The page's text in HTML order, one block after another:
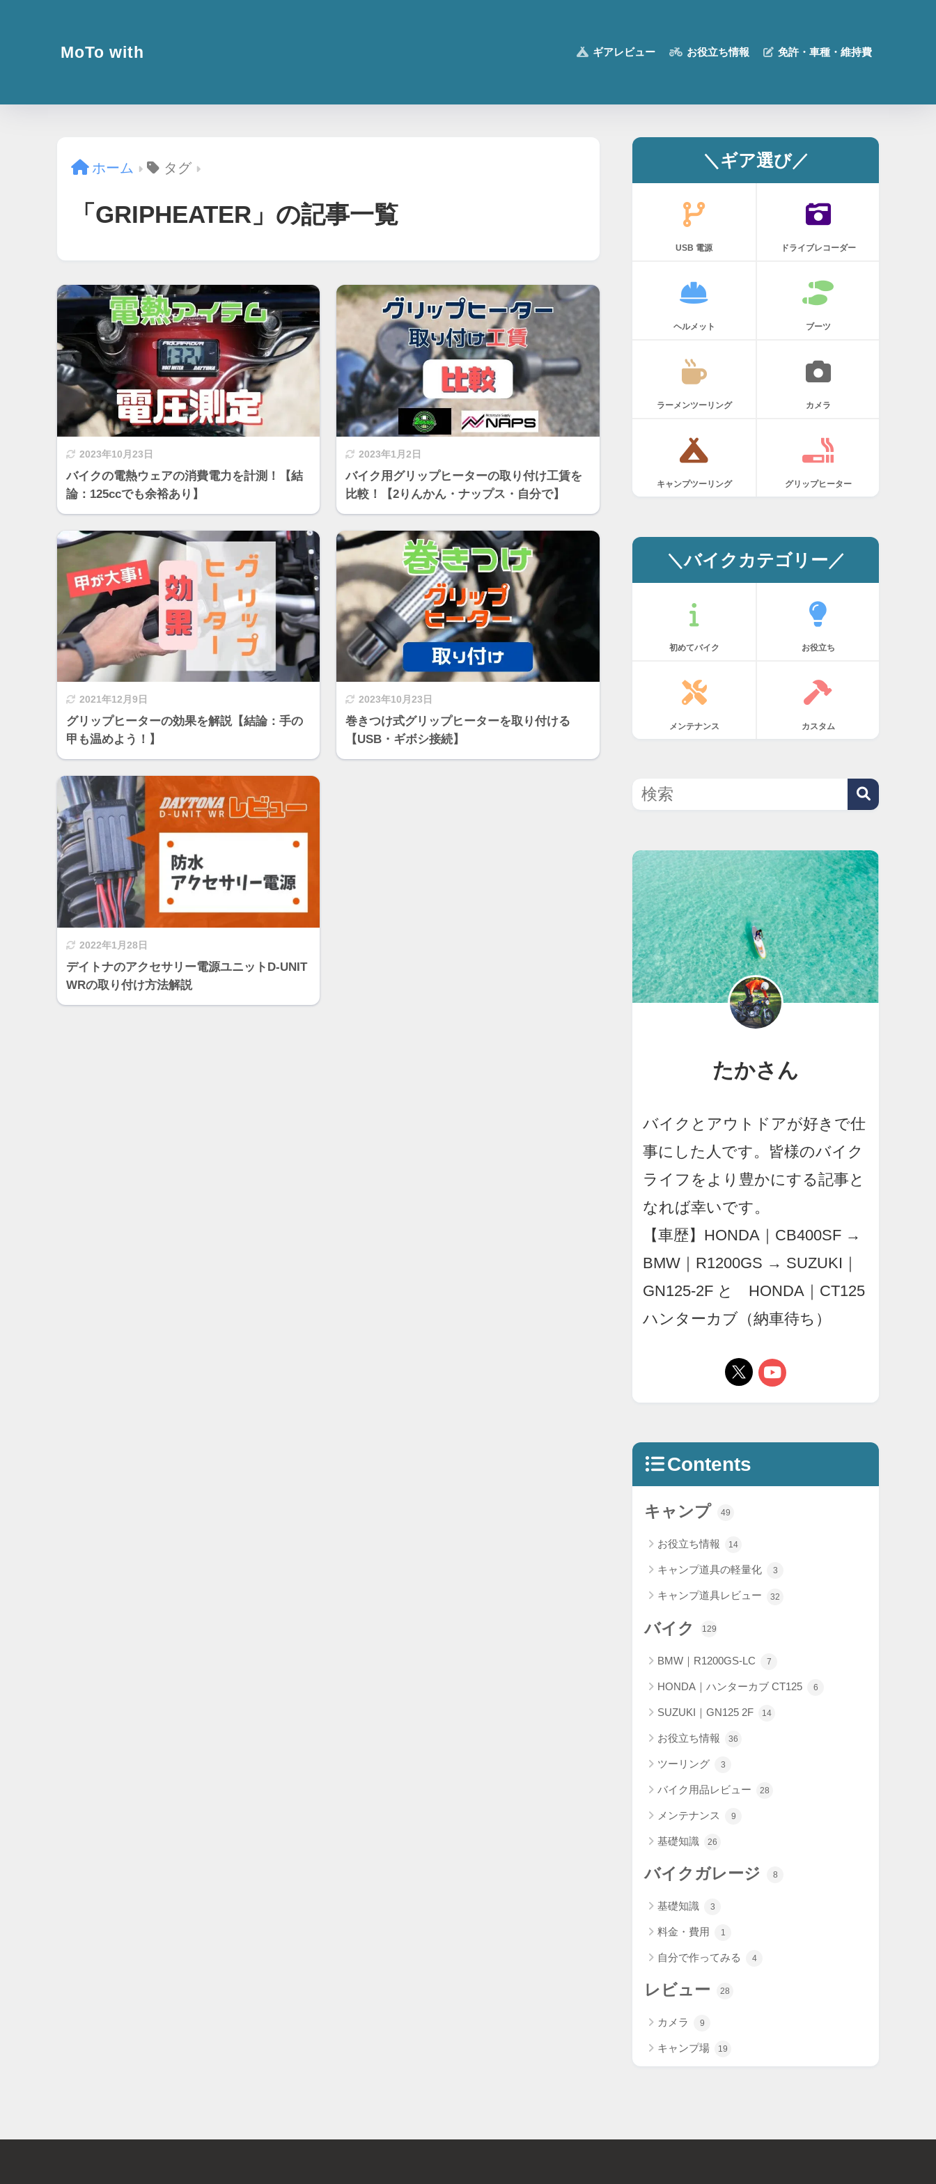
MoTo with ギアレビュー お役立ち情報 免許・車種・維持費
ホーム タグ
「GRIPHEATER」の記事一覧
2023年10月23日
バイクの電熱ウェアの消費電力を計測！【結
論：125ccでも余裕あり】
2023年1月2日
バイク用グリップヒーターの取り付け工賃を
比較！【2りんかん・ナップス・自分で】
2021年12月9日
グリップヒーターの効果を解説【結論：手の
甲も温めよう！】
2023年10月23日
巻きつけ式グリップヒーターを取り付ける
【USB・ギボシ接続】
2022年1月28日
デイトナのアクセサリー電源ユニットD-UNIT
WRの取り付け方法解説
＼ギア選び／
USB 電源 ドライブレコーダー
ヘルメット ブーツ
ラーメンツーリング カメラ
キャンプツーリング グリップヒーター
＼バイクカテゴリー／
初めてバイク お役立ち
メンテナンス カスタム
たかさん
バイクとアウトドアが好きで仕
事にした人です。皆様のバイク
ライフをより豊かにする記事と
なれば幸いです。
【車歴】HONDA｜CB400SF →
BMW｜R1200GS → SUZUKI｜
GN125-2F と HONDA｜CT125
ハンターカブ（納車待ち）
Contents
キャンプ 49
お役立ち情報 14
キャンプ道具の軽量化 3
キャンプ道具レビュー 32
バイク 129
BMW｜R1200GS-LC 7
HONDA｜ハンターカブ CT125 6
SUZUKI｜GN125 2F 14
お役立ち情報 36
ツーリング 3
バイク用品レビュー 28
メンテナンス 9
基礎知識 26
バイクガレージ 8
基礎知識 3
料金・費用 1
自分で作ってみる 4
レビュー 28
カメラ 9
キャンプ場 19